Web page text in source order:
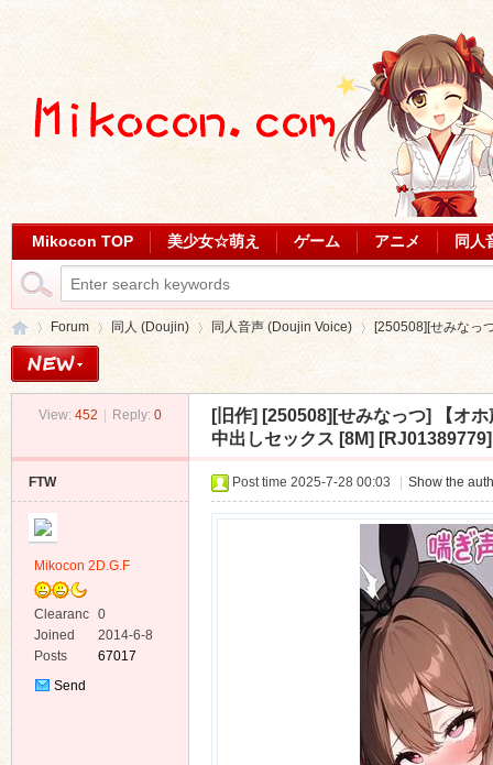
Mikocon TOP 美少女☆萌え ゲーム アニメ 同人
Forum
›
同人 (Doujin) 同人音声 (Doujin Voice)
›
[250508][せみなっ
View: 452 Reply: 0 [旧作] [250508][せみなっつ] 【オ
中出しセックス [8M] [RJ01389779]
FTW
Mikocon 2D.G.F
Clearanc
e
0
Joined
2014-6-8
Posts
67017
Send
Post time 2025-7-28 00:03 Show the